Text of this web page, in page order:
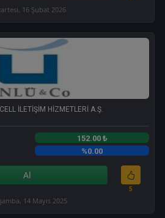
16 Şubat 2026
İLETİŞİM HİZMETLERİ A.Ş.
152.00 ₺
%0.00
Al
5
14 Mayıs 2025